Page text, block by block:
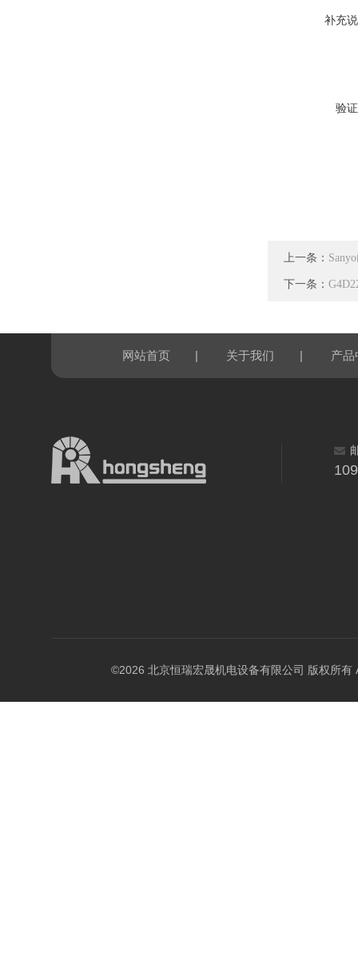
补充
验
上一条：
下一条：
网站首页 | 关于我们 | 产品
©2026 北京恒瑞宏晟机电设备有限公司 版权所有